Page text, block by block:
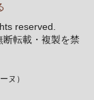
reserved.
転載・複製を禁
ヌ）